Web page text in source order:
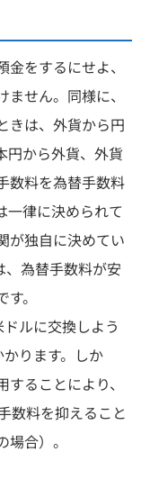
をするにせよ、
せん。同様に、
きは、外貨から円
円から外貨、外貨
数料を為替手数料
一律に決められて
が独自に決めてい
、為替手数料が安
。
ルに交換しよう
ります。しか
することにより、
数料を抑えること
合）。